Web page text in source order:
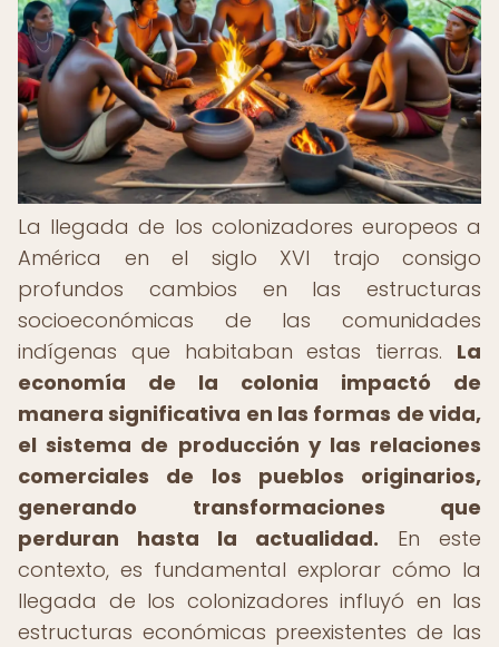
La llegada de los colonizadores europeos a
América en el siglo XVI trajo consigo
profundos cambios en las estructuras
socioeconómicas de las comunidades
indígenas que habitaban estas tierras. La
economía de la colonia impactó de
manera significativa en las formas de vida,
el sistema de producción y las relaciones
comerciales de los pueblos originarios,
generando transformaciones que
perduran hasta la actualidad. En este
contexto, es fundamental explorar cómo la
llegada de los colonizadores influyó en las
estructuras económicas preexistentes de las